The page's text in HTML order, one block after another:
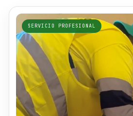
SERVICIO PROFESIONAL